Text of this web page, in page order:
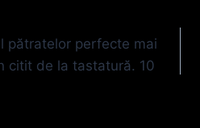
pătratelor perfecte mai
citit de la tastatură. 10